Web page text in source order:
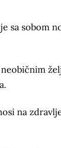
sa sobom
na